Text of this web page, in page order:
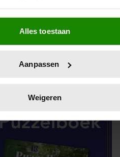
door het actief te scannen
in. U kunt uw
bieden en om ons
uw gebruik van onze site met
analyse. Deze partners kunnen
Alles toestaan
Aanpassen
Weigeren
LEZEN